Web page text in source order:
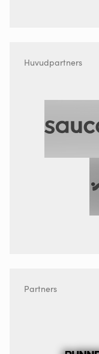
Huvudpartners
Partners